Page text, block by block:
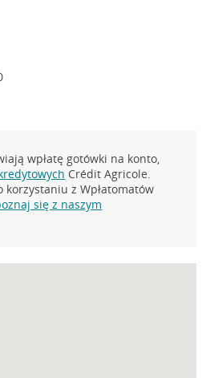
wpłatę gotówki na konto,
Crédit Agricole.
korzystaniu z Wpłatomatów
się z naszym